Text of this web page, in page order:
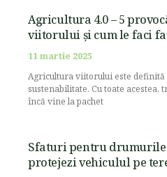
Agricultura 4.0 – 5
viitorului și cum le faci
11 martie 2025
Agricultura viitorului este definită
sustenabilitate. Cu toate
încă vine la pachet
Sfaturi pentru drumurile
protejezi vehiculul pe